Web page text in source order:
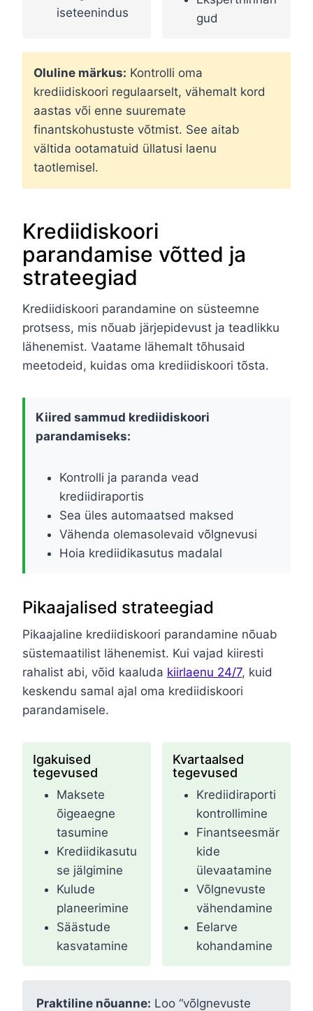
iseteenindus
gud
Oluline märkus: Kontrolli oma
krediidiskoori regulaarselt, vähemalt kord
aastas või enne suuremate
finantskohustuste võtmist. See aitab
vältida ootamatuid üllatusi laenu
taotlemisel.
Krediidiskoori
parandamise võtted ja
strateegiad
Krediidiskoori parandamine on süsteemne
protsess, mis nõuab järjepidevust ja teadlikku
lähenemist. Vaatame lähemalt tõhusaid
meetodeid, kuidas oma krediidiskoori tõsta.
Kiired sammud krediidiskoori
parandamiseks:
Kontrolli ja paranda vead
krediidiraportis
Sea üles automaatsed maksed
Vähenda olemasolevaid võlgnevusi
Hoia krediidikasutus madalal
Pikaajalised strateegiad
Pikaajaline krediidiskoori parandamine nõuab
süstemaatilist lähenemist. Kui vajad kiiresti
rahalist abi, võid kaaluda kiirlaenu 24/7, kuid
keskendu samal ajal oma krediidiskoori
parandamisele.
Igakuised
tegevused
Maksete
õigeaegne
tasumine
Krediidikasutu
se jälgimine
Kulude
planeerimine
Säästude
kasvatamine
Kvartaalsed
tegevused
Krediidiraporti
kontrollimine
Finantseesmär
kide
ülevaatamine
Võlgnevuste
vähendamine
Eelarve
kohandamine
Praktiline nõuanne: Loo “võlgnevuste